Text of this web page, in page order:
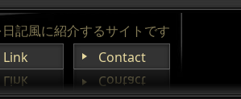
記風に紹介するサイトです
Link
Contact